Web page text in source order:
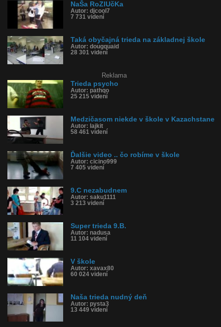
NaŠa RoZlUčKa
Autor: djcool7
7 731 videní
Taká obyčajná trieda na základnej škole
Autor: dougquaid
28 301 videní
Reklama
Trieda psycho
Autor: pathqo
25 215 videní
Medzičasom niekde v škole v Kazachstane
Autor: lajkit
58 461 videní
Ďalšie video .. čo robíme v škole
Autor: cicino999
7 405 videní
9.C nezabudnem
Autor: saku1111
3 213 videní
Super trieda 9.B.
Autor: nadusa
11 104 videní
V škole
Autor: xavax80
60 024 videní
Naša trieda nudný deň
Autor: pysta3
13 449 videní